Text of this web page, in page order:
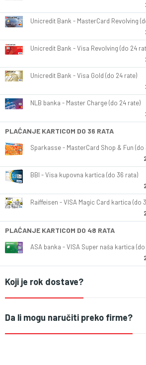
Unicredit Bank - MasterCard Revolving
Unicredit Bank - Visa Revolving (do 24
Unicredit Bank - Visa Gold (do 24 rate)
NLB banka - Master Charge (do 24 rate)
PLAĆANJE KARTICOM DO 36 RATA
Sparkasse - MasterCard Shop & Fun (do
BBI - Visa kupovna kartica (do 36 rata)
Raiffeisen - VISA Magic Card kartica (do
PLAĆANJE KARTICOM DO 48 RATA
ASA banka - VISA Super naša kartica
Koji je rok dostave?
Da li mogu naručiti preko firme?